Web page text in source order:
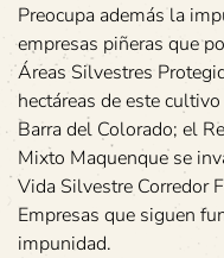
Preocupa además la
empresas piñeras que
Áreas Silvestres
hectáreas de este
Barra del Colorado; el
Mixto Maquenque se
Vida Silvestre Corredor
Empresas que siguen
impunidad.